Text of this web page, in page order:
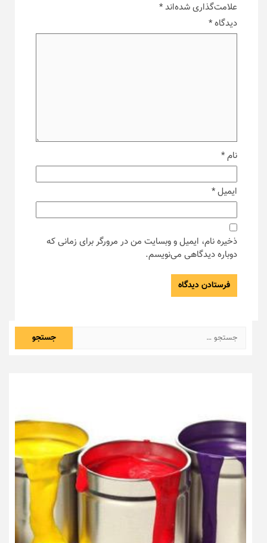
علامت‌گذاری شده‌اند*
دیدگاه*
نام*
ایمیل*
ذخیره نام، ایمیل و وبسایت من در مرورگر برای زمانی که
دوباره دیدگاهی می‌نویسم.
جستجو
برای: